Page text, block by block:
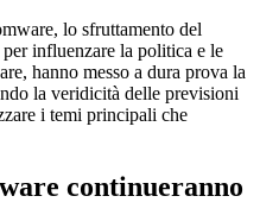
lo sfruttamento del
influenzare la politica e le
hanno messo a dura prova la
la veridicità delle previsioni
i temi principali che
continueranno